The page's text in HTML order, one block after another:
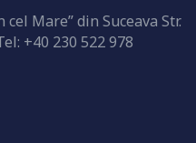
Mare” din Suceava Str.
+40 230 522 978